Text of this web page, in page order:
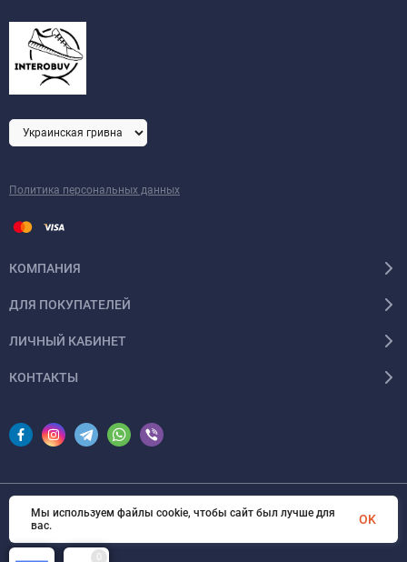
Политика персональных данных
КОМПАНИЯ
ДЛЯ ПОКУПАТЕЛЕЙ
ЛИЧНЫЙ КАБИНЕТ
КОНТАКТЫ
© 2026 InSale. Все права защищены
0
Мы используем файлы cookie, чтобы сайт был лучше для
вас.
OK